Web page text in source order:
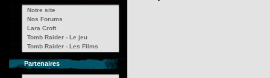
Notre site
Nos Forums
Lara Croft
Tomb Raider - Le jeu
Tomb Raider - Les Films
Partenaires